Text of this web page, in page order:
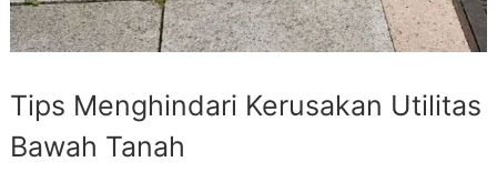
Tips Menghindari Kerusakan Utilitas
Bawah Tanah